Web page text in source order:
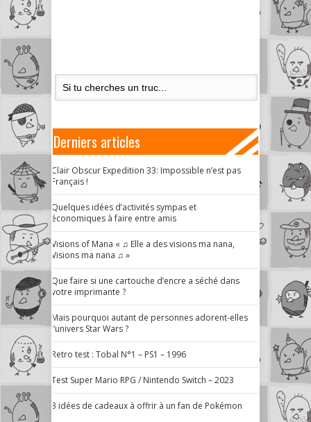
Derniers articles
Clair Obscur Expedition 33: Impossible n’est pas
Français !
Quelques idées d’activités sympas et
économiques à faire entre amis
Visions of Mana « ♫ Elle a des visions ma nana,
Visions ma nana ♫ »
Que faire si une cartouche d’encre a séché dans
votre imprimante ?
Mais pourquoi autant de personnes adorent-elles
l’univers Star Wars ?
Retro test : Tobal N°1 – PS1 – 1996
Test Super Mario RPG / Nintendo Switch – 2023
3 idées de cadeaux à offrir à un fan de Pokémon